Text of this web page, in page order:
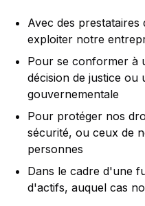
Avec des prestataires
exploiter notre
Pour se conformer à
décision de justice ou
gouvernementale
Pour protéger nos
sécurité, ou ceux de
personnes
Dans le cadre d'une
d'actifs, auquel cas